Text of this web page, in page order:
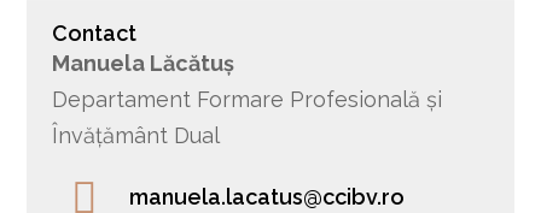
Contact
Manuela Lăcătuș
Departament Formare Profesională și
Învățământ Dual
manuela.lacatus@ccibv.ro